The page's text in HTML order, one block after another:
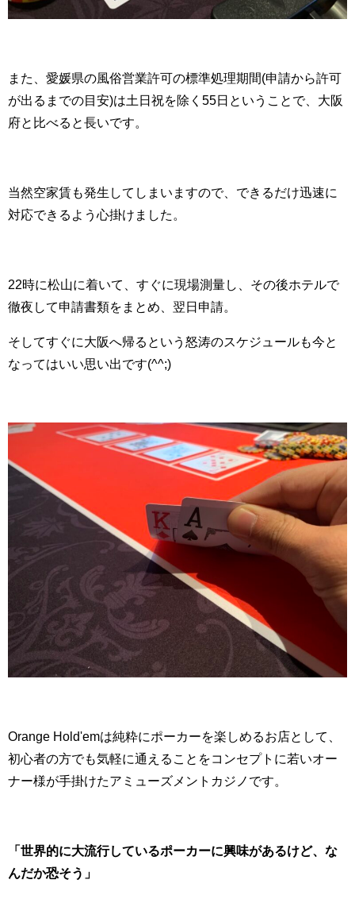
また、愛媛県の風俗営業許可の標準処理期間(申請から許可
が出るまでの目安)は土日祝を除く55日ということで、大阪
府と比べると長いです。
当然空家賃も発生してしまいますので、できるだけ迅速に
対応できるよう心掛けました。
22時に松山に着いて、すぐに現場測量し、その後ホテルで
徹夜して申請書類をまとめ、翌日申請。
そしてすぐに大阪へ帰るという怒涛のスケジュールも今と
なってはいい思い出です(^^;)
Orange Hold'emは純粋にポーカーを楽しめるお店として、
初心者の方でも気軽に通えることをコンセプトに若いオー
ナー様が手掛けたアミューズメントカジノです。
「世界的に大流行しているポーカーに興味があるけど、な
んだか恐そう」